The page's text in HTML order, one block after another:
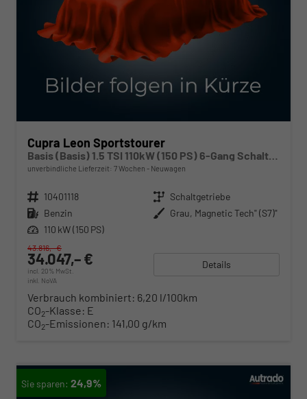
Cupra Leon Sportstourer
Basis (Basis) 1.5 TSI 110kW (150 PS) 6-Gang Schaltgetriebe
unverbindliche Lieferzeit: 7 Wochen Neuwagen
Fahrzeugnr. 10401118 Getriebe Schaltgetriebe
Kraftstoff Benzin Außenfarbe Grau, Magnetic Tech" (S7)"
Leistung 110 kW (150 PS)
34.047,– €
incl. 20% MwSt.
inkl. NoVA
43.816,– €
Details
Verbrauch kombiniert: 6,20 l/100km
CO2-Klasse: E
CO2-Emissionen: 141,00 g/km
24,9%